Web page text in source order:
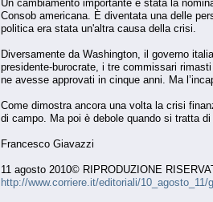
Un cambiamento importante è stata la
Consob americana. È diventata una delle
politica era stata un'altra causa della crisi.
Diversamente da Washington, il governo
presidente-burocrate, i tre commissari
ne avesse approvati in cinque anni. Ma
Come dimostra ancora una volta la crisi
di campo. Ma poi è debole quando si tratta
Francesco Giavazzi
11 agosto 2010© RIPRODUZIONE
http://www.corriere.it/editoriali/